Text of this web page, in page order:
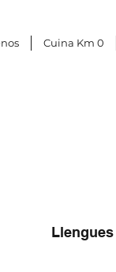
Cuina Km 0